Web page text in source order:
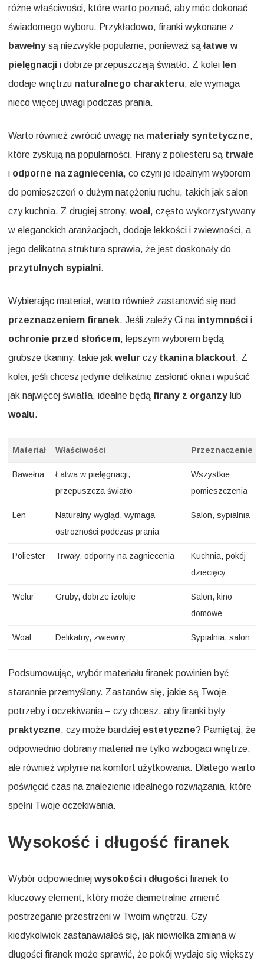
różne właściwości, które warto poznać, aby móc dokonać
świadomego wyboru. Przykładowo, firanki wykonane z
bawełny są niezwykle popularne, ponieważ są łatwe w
pielęgnacji i dobrze przepuszczają światło. Z kolei len
dodaje wnętrzu naturalnego charakteru, ale wymaga
nieco więcej uwagi podczas prania.
Warto również zwrócić uwagę na materiały syntetyczne,
które zyskują na popularności. Firany z poliesteru są trwałe
i odporne na zagniecenia, co czyni je idealnym wyborem
do pomieszczeń o dużym natężeniu ruchu, takich jak salon
czy kuchnia. Z drugiej strony, woal , często wykorzystywany
w eleganckich aranżacjach, dodaje lekkości i zwiewności, a
jego delikatna struktura sprawia, że jest doskonały do
przytulnych sypialni.
Wybierając materiał, warto również zastanowić się nad
przeznaczeniem firanek. Jeśli zależy Ci na intymności i
ochronie przed słońcem, lepszym wyborem będą
grubsze tkaniny, takie jak welur czy tkanina blackout. Z
kolei, jeśli chcesz jedynie delikatnie zasłonić okna i wpuścić
jak najwięcej światła, idealne będą firany z organzy lub
woalu.
Materiał Właściwości Przeznaczenie
Bawełna
Łatwa w pielęgnacji,
przepuszcza światło
Wszystkie
pomieszczenia
Len
Naturalny wygląd, wymaga
ostrożności podczas prania
Salon, sypialnia
Poliester Trwały, odporny na zagniecenia
Kuchnia, pokój
dziecięcy
Welur Gruby, dobrze izoluje
Salon, kino
domowe
Woal Delikatny, zwiewny Sypialnia, salon
Podsumowując, wybór materiału firanek powinien być
starannie przemyślany. Zastanów się, jakie są Twoje
potrzeby i oczekiwania – czy chcesz, aby firanki były
praktyczne, czy może bardziej estetyczne? Pamiętaj, że
odpowiednio dobrany materiał nie tylko wzbogaci wnętrze,
ale również wpłynie na komfort użytkowania. Dlatego warto
poświęcić czas na znalezienie idealnego rozwiązania, które
spełni Twoje oczekiwania.
Wysokość i długość firanek
Wybór odpowiedniej wysokości i długości firanek to
kluczowy element, który może diametralnie zmienić
postrzeganie przestrzeni w Twoim wnętrzu. Czy
kiedykolwiek zastanawiałeś się, jak niewielka zmiana w
długości firanek może sprawić, że pokój wydaje się większy